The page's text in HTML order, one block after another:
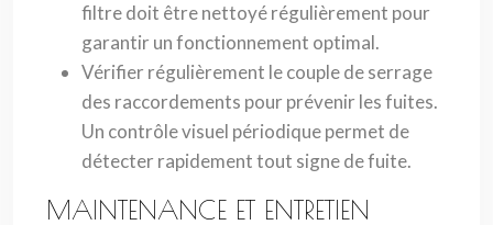
filtre doit être nettoyé régulièrement pour
garantir un fonctionnement optimal.
Vérifier régulièrement le couple de serrage
des raccordements pour prévenir les fuites.
Un contrôle visuel périodique permet de
détecter rapidement tout signe de fuite.
MAINTENANCE ET ENTRETIEN